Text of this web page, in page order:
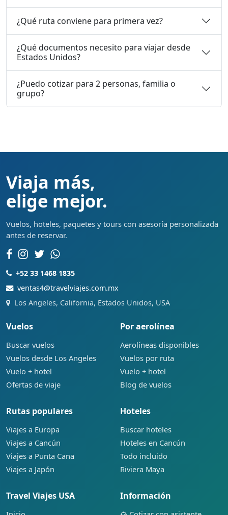
¿Qué ruta conviene para primera vez?
¿Qué documentos necesito para viajar desde
Estados Unidos?
¿Puedo cotizar para 2 personas, familia o
grupo?
Viaja más,
elige mejor.
Vuelos, hoteles, paquetes y tours con asesoría personalizada
antes de reservar.
+52 33 1468 1835
ventas4@travelviajes.com.mx
Los Angeles, California, Estados Unidos, USA
Vuelos
Buscar vuelos
Vuelos desde Los Angeles
Vuelo + hotel
Ofertas de viaje
Por aerolínea
Aerolíneas disponibles
Vuelos por ruta
Vuelo + hotel
Blog de vuelos
Rutas populares
Viajes a Europa
Viajes a Cancún
Viajes a Punta Cana
Viajes a Japón
Hoteles
Buscar hoteles
Hoteles en Cancún
Todo incluido
Riviera Maya
Travel Viajes USA Información